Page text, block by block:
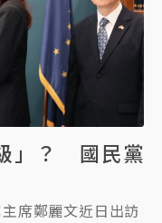
」？ 國民黨
席鄭麗文近日出訪